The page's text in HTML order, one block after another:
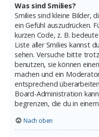
Was sind Smilies?
Smilies sind kleine Bilder,
ein Gefühl auszudrücken.
kurzen Code, z. B.
Liste aller Smilies kannst
sehen. Versuche bitte
benutzen, sie können
machen und ein
entsprechend
Board-Administration
begrenzen, die du in
Nach oben